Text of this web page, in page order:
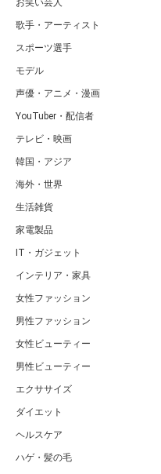
お笑い芸人
歌手・アーティスト
スポーツ選手
モデル
声優・アニメ・漫画
YouTuber・配信者
テレビ・映画
韓国・アジア
海外・世界
生活雑貨
家電製品
IT・ガジェット
インテリア・家具
女性ファッション
男性ファッション
女性ビューティー
男性ビューティー
エクササイズ
ダイエット
ヘルスケア
ハゲ・髪の毛